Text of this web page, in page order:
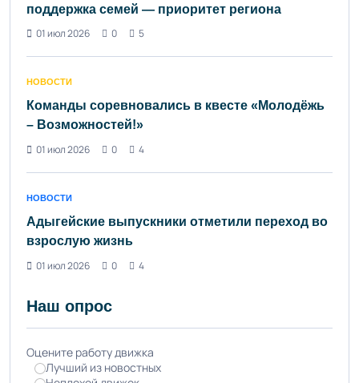
поддержка семей — приоритет региона
01 июл 2026
0 5
НОВОСТИ
Команды соревновались в квесте «Молодёжь
– Возможностей!»
01 июл 2026
0 4
НОВОСТИ
Адыгейские выпускники отметили переход во
взрослую жизнь
01 июл 2026
0 4
Наш опрос
Оцените работу движка
Лучший из новостных